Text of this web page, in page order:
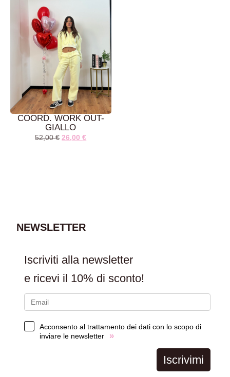
COORD. WORK OUT-
GIALLO
52,00€ 26,00€
NEWSLETTER
Iscriviti alla newsletter
e ricevi il 10% di sconto!
Acconsento al trattamento dei dati con lo scopo di
inviare le newsletter
»
Iscrivimi